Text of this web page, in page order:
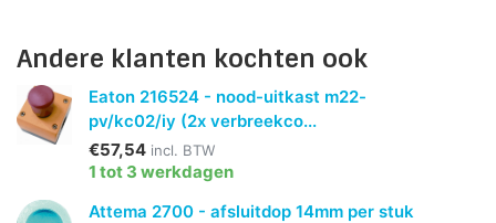
Andere klanten kochten ook
Eaton 216524 - nood-uitkast m22-
pv/kc02/iy (2x verbreekco...
€57,54 incl. BTW
1 tot 3 werkdagen
Attema 2700 - afsluitdop 14mm per stuk